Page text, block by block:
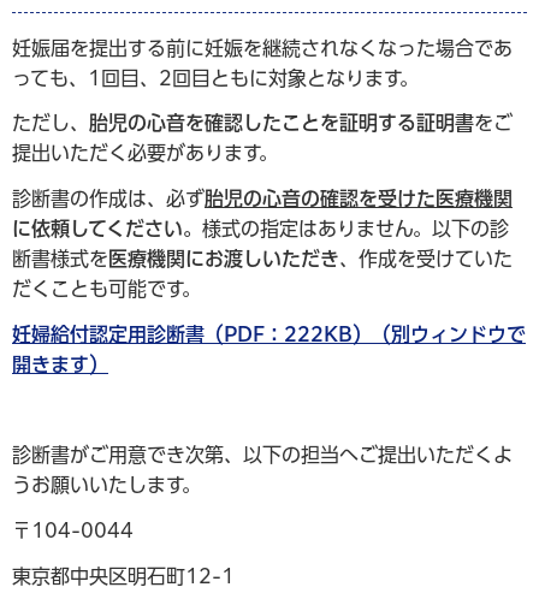
妊娠届を提出する前に妊娠を継続されなくなった場合であ
っても、1回目、2回目ともに対象となります。
ただし、 胎児の心音を確認したことを証明する証明書をご
提出いただく必要があります。
診断書の作成は、必ず胎児の心音の確認を受けた医療機関
に依頼してください。 様式の指定はありません。以下の診
断書様式を 医療機関にお渡しいただき、作成を受けていた
だくことも可能です。
妊婦給付認定用診断書（PDF：222KB）（別ウィンドウで
開きます）
診断書がご用意でき次第、以下の担当へご提出いただくよ
うお願いいたします。
〒104-0044
東京都中央区明石町12-1